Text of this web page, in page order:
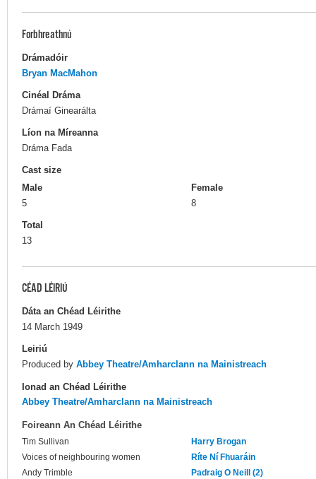
Forbhreathnú
Drámadóir
Bryan MacMahon
Cinéal Dráma
Drámaí Ginearálta
Líon na Míreanna
Dráma Fada
Cast size
Male
5
Female
8
Total
13
CÉAD LÉIRIÚ
Dáta an Chéad Léirithe
14 March 1949
Leiriú
Produced by Abbey Theatre/Amharclann na Mainistreach
Ionad an Chéad Léirithe
Abbey Theatre/Amharclann na Mainistreach
Foireann An Chéad Léirithe
Tim Sullivan
Harry Brogan
Voices of neighbouring women
Ríte Ní Fhuaráin
Andy Trimble
Padraig O Neill (2)